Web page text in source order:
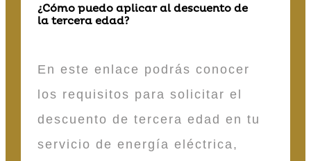
¿Cómo puedo aplicar al descuento de
la tercera edad?
En este enlace podrás conocer
los requisitos para solicitar el
descuento de tercera edad en tu
servicio de energía eléctrica,